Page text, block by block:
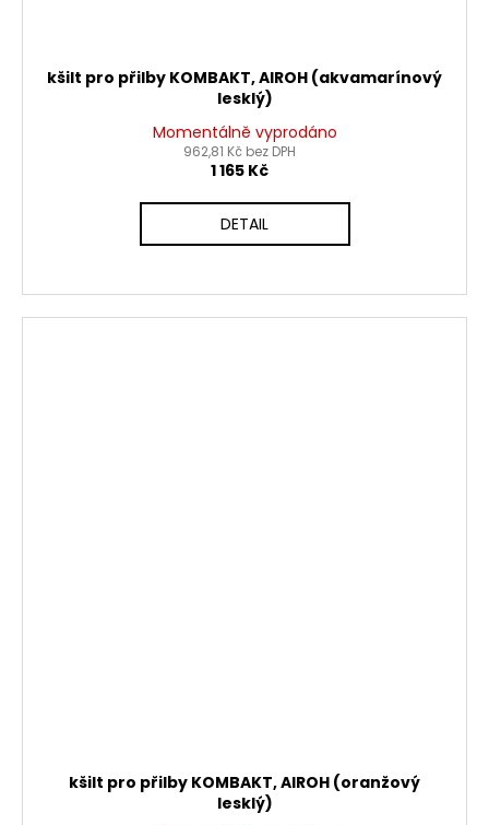
kšilt pro přilby KOMBAKT, AIROH (akvamarínový
lesklý)
Momentálně vyprodáno
962,81 Kč bez DPH
1 165 Kč
DETAIL
kšilt pro přilby KOMBAKT, AIROH (oranžový
lesklý)